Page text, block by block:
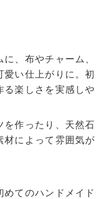
、布やチャーム、
愛い仕上がりに。初
る楽しさを実感しや
を作ったり、天然石
材によって雰囲気が
てのハンドメイド